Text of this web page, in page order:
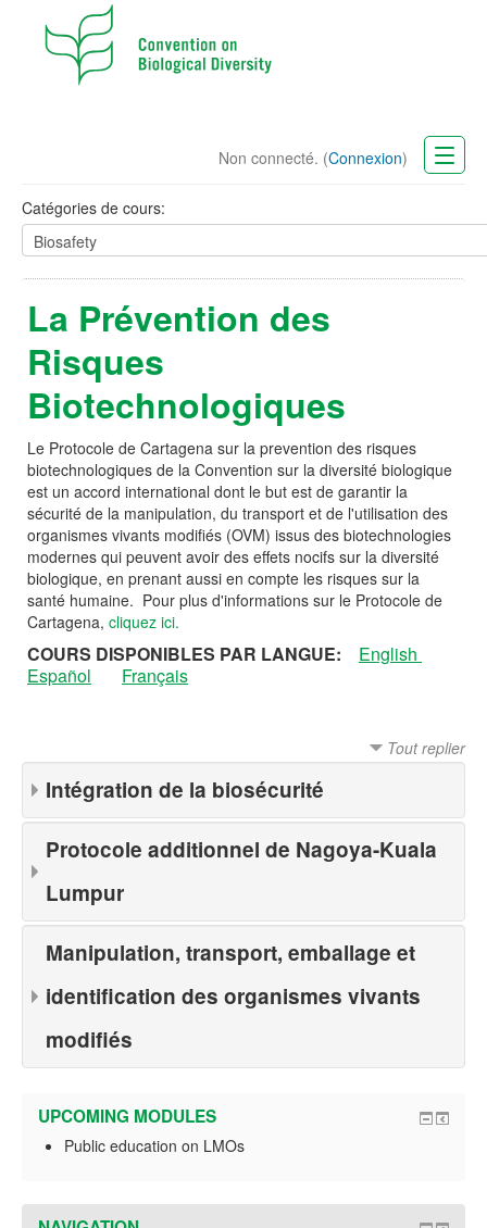
Non connecté. (Connexion)
CBD Website
Français (fr)
Catégories de cours:
La Prévention des
Risques
Biotechnologiques
Le Protocole de Cartagena sur la prevention des risques
biotechnologiques de la Convention sur la diversité biologique
est un accord international dont le but est de garantir la
sécurité de la manipulation, du transport et de l'utilisation des
organismes vivants modifiés (OVM) issus des biotechnologies
modernes qui peuvent avoir des effets nocifs sur la diversité
biologique, en prenant aussi en compte les risques sur la
santé humaine. Pour plus d'informations sur le Protocole de
Cartagena, cliquez ici.
COURS DISPONIBLES PAR LANGUE:
English
Español
Français
Tout replier
Intégration de la biosécurité
Protocole additionnel de Nagoya-Kuala
Lumpur
Manipulation, transport, emballage et
identification des organismes vivants
modifiés
UPCOMING MODULES
Public education on LMOs